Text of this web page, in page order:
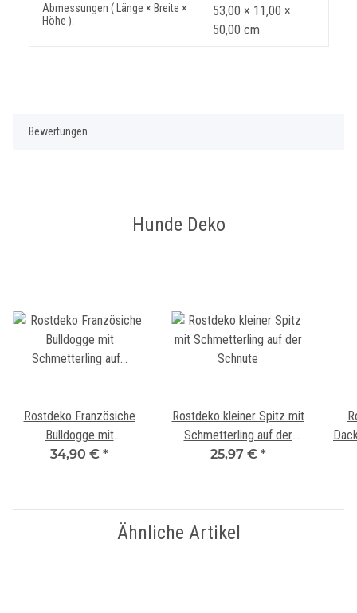
Abmessungen ( Länge × Breite ×
Höhe ):
53,00 × 11,00 ×
50,00 cm
Bewertungen
Hunde Deko
Rostdeko Französiche
Bulldogge mit
Schmetterling auf der
34,90 € *
Rostdeko kleiner Spitz mit
Schmetterling auf der
Schnute
25,97 € *
Ähnliche Artikel